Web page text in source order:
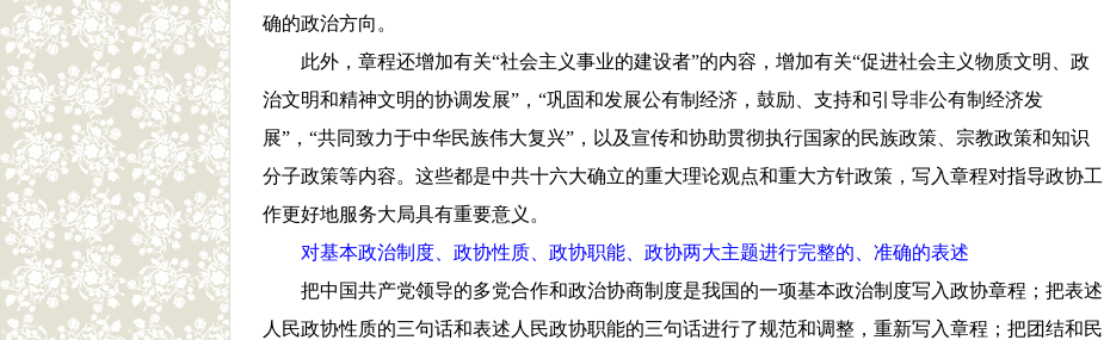
确的政治方向。
此外，章程还增加有关“社会主义事业的建设者”的内容，增加有关“促进社会主义物质文明、政
治文明和精神文明的协调发展”，“巩固和发展公有制经济，鼓励、支持和引导非公有制经济发
展”，“共同致力于中华民族伟大复兴”，以及宣传和协助贯彻执行国家的民族政策、宗教政策和知识
分子政策等内容。这些都是中共十六大确立的重大理论观点和重大方针政策，写入章程对指导政协工
作更好地服务大局具有重要意义。
对基本政治制度、政协性质、政协职能、政协两大主题进行完整的、准确的表述
把中国共产党领导的多党合作和政治协商制度是我国的一项基本政治制度写入政协章程；把表述
人民政协性质的三句话和表述人民政协职能的三句话进行了规范和调整，重新写入章程；把团结和民